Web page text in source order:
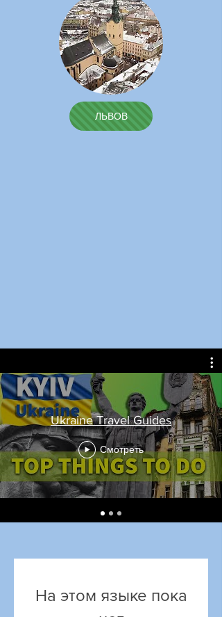
ЛЬВОВ
Ukraine Travel Guides
Смотреть
На этом языке пока